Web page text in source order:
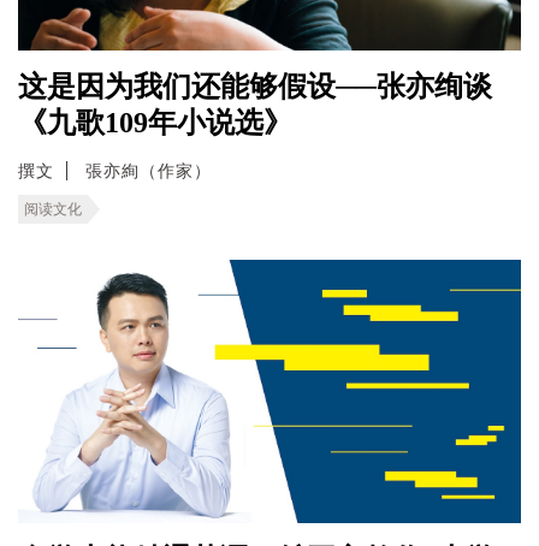
这是因为我们还能够假设──张亦绚谈
《九歌109年小说选》
撰文 張亦絢（作家）
阅读文化